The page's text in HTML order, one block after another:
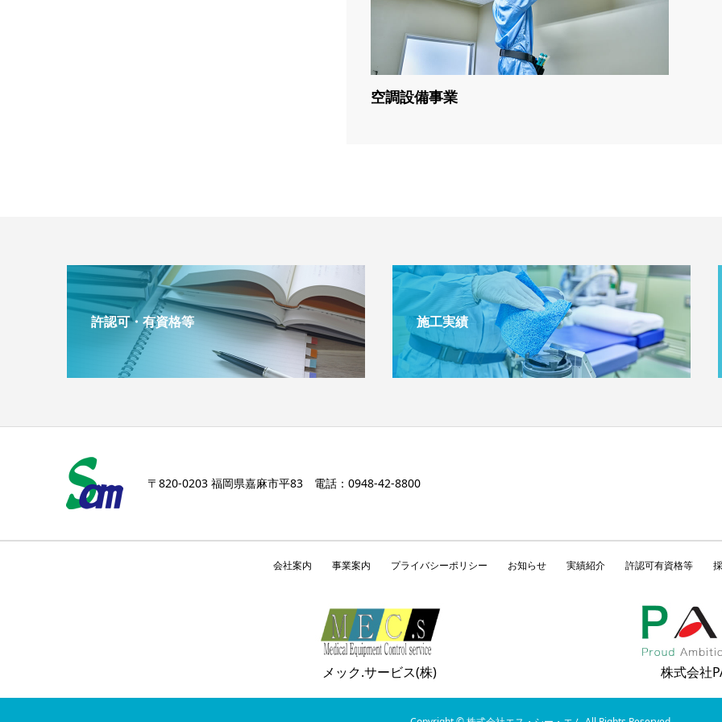
空調設備事業
許認可・有資格等 施工実績
〒820-0203 福岡県嘉麻市平83 電話：0948-42-8800
会社案内 事業案内 プライバシーポリシー お知らせ 実績紹介 許認可有資格等
メック.サービス(株) 株式会社